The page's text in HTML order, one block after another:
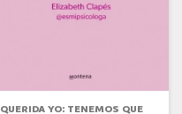
QUERIDA YO: TENEMOS QUE